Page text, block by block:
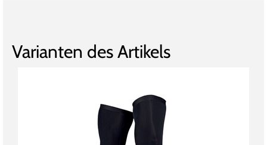
Varianten des Artikels